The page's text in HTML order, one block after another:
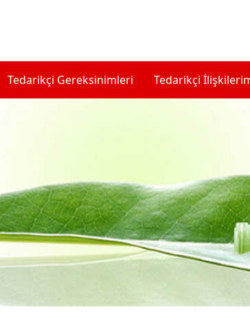
Tedarikçi Gereksinimleri Tedarikçi